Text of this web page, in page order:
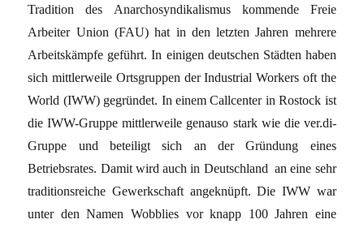
Tradition des Anarchosyndikalismus kommende Freie
Arbeiter Union (FAU) hat in den letzten Jahren mehrere
Arbeitskämpfe geführt. In einigen deutschen Städten haben
sich mittlerweile Ortsgruppen der Industrial Workers oft the
World (IWW) gegründet. In einem Callcenter in Rostock ist
die IWW-Gruppe mittlerweile genauso stark wie die ver.di-
Gruppe und beteiligt sich an der Gründung eines
Betriebsrates. Damit wird auch in Deutschland an eine sehr
traditionsreiche Gewerkschaft angeknüpft. Die IWW war
unter den Namen Wobblies vor knapp 100 Jahren eine